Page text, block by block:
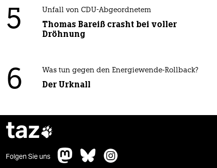
5 Unfall von CDU-Abgeordnetem
Thomas Bareiß crasht bei voller
Dröhnung
6 Was tun gegen den Energiewende-Rollback?
Der Urknall
taz
Folgen Sie uns